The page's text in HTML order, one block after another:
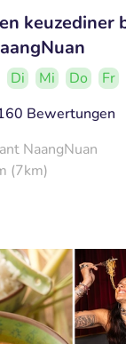
keuzediner
Di Mi Do
Fr
Bewertungen
NaangNuan
(7km)